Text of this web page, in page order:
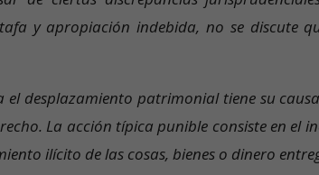
y apropiación indebida, no se discute
desplazamiento patrimonial tiene su
La acción típica punible consiste en el
ilícito de las cosas, bienes o dinero